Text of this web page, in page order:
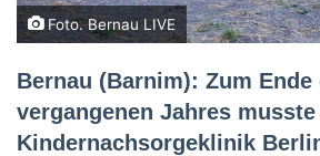
Foto. Bernau LIVE
Bernau (Barnim): Zum Ende
vergangenen Jahres
Kindernachsorgeklinik